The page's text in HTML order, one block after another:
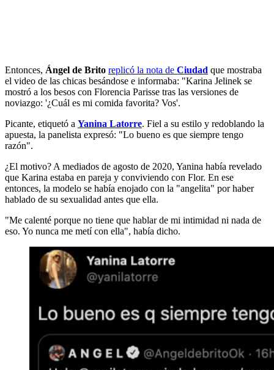
Entonces, Ángel de Brito replicó la nota de Ciudad que mostraba
el video de las chicas besándose e informaba: "Karina Jelinek se
mostró a los besos con Florencia Parisse tras las versiones de
noviazgo: '¿Cuál es mi comida favorita? Vos'.
Picante, etiquetó a Yanina Latorre. Fiel a su estilo y redoblando la
apuesta, la panelista expresó: "Lo bueno es que siempre tengo
razón".
¿El motivo? A mediados de agosto de 2020, Yanina había revelado
que Karina estaba en pareja y conviviendo con Flor. En ese
entonces, la modelo se había enojado con la "angelita" por haber
hablado de su sexualidad antes que ella.
"Me calenté porque no tiene que hablar de mi intimidad ni nada de
eso. Yo nunca me metí con ella", había dicho.